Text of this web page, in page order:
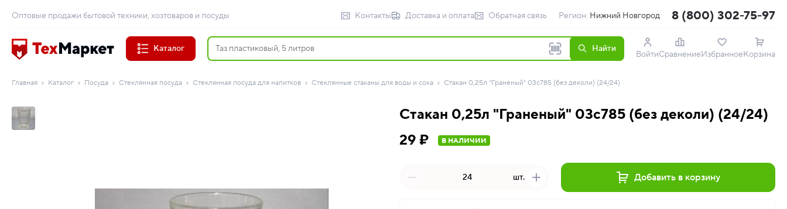
Оптовые продажи бытовой техники, хозтоваров и посуды Контакты Доставка и оплата Обратная связь Регион: Нижний Новгород 8 (800) 302-75-97
Каталог Найти
ВойтиСравнениеИзбранноеКорзина
Главная Каталог Посуда Стеклянная посуда Стеклянная посуда для напитков Стеклянные стаканы для воды и сока Стакан 0,25л "Граненый" 03с785 (без деколи) (24/24)
Стакан 0,25л "Граненый" 03с785 (без деколи) (24/24)
29 ₽
В НАЛИЧИИ
шт. Добавить в корзину